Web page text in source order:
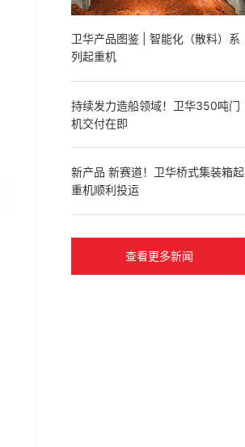
​卫华产品图鉴 | 智能化（散料）系
列起重机
​持续发力造船领域！卫华350吨门
机交付在即
​新产品 新赛道！卫华桥式集装箱起
重机顺利投运
查看更多新闻